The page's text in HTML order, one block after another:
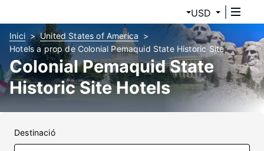
USD
Inici
United States of America
Hotels a prop de Colonial Pemaquid State Historic Site
Colonial Pemaquid State
Historic Site Hotels
Destinació